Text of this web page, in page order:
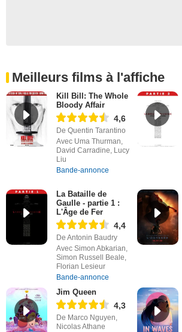
Meilleurs films à l'affiche
Kill Bill: The Whole
Bloody Affair
4,6
De Quentin Tarantino
Avec Uma Thurman,
David Carradine, Lucy
Liu
Bande-annonce
La Bataille de
Gaulle - partie 1 :
L'Âge de Fer
4,4
De Antonin Baudry
Avec Simon Abkarian,
Simon Russell Beale,
Florian Lesieur
Bande-annonce
Jim Queen
4,3
De Marco Nguyen,
Nicolas Athane